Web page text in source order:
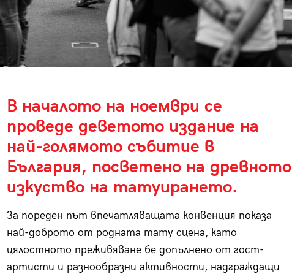
В началото на ноември се
проведе деветото издание на
най-голямото събитие в
България, посветено на древното
изкуство на татуирането.
За пореден път впечатляващата конвенция показа
най-доброто от родната тату сцена, като
цялостното преживяване бе допълнено от гост-
артисти и разнообразни активности, надграждащи